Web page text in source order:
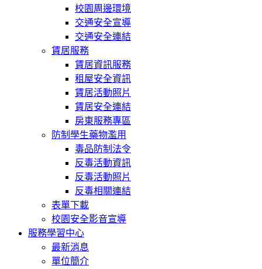
校園周邊環境
交通安全宣導
交通安全連結
賃居服務
賃居資訊服務
租屋安全資訊
賃居活動照片
賃居安全連結
房東服務專區
防制學生藥物濫用
毒品防制法令
反毒活動資訊
反毒活動照片
反毒相關連結
表單下載
校園安全影音宣導
服務學習中心
最新消息
單位簡介